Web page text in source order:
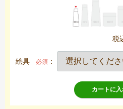
税
絵具 必須 ：
カートに入